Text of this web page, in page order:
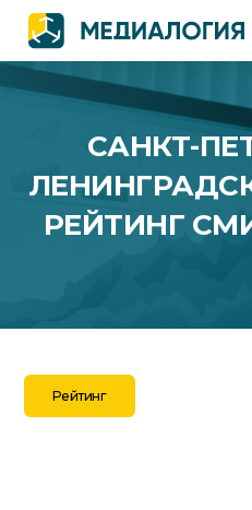
САНКТ-
РЕЙТИНГ
Рейтинг